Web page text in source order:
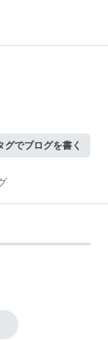
グでブログを書く